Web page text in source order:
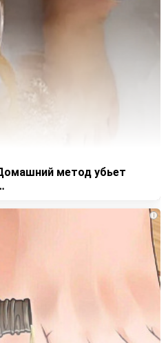
метод убьет
i